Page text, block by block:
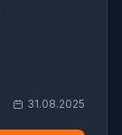
31.08.2025